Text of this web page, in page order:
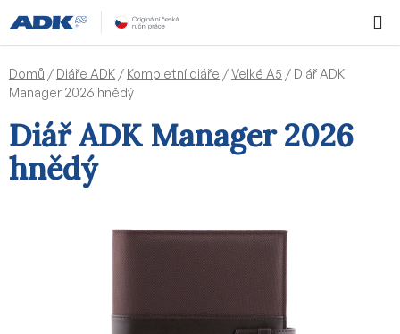
na
obsah
KOŠÍK
Domů / Diáře ADK / Kompletní diáře /Velké A5 / Diář ADK
Manager 2026 hnědý
Diář ADK Manager 2026
hnědý